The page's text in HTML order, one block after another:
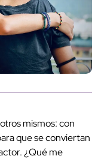
mismos: con
que se conviertan
¿Qué me